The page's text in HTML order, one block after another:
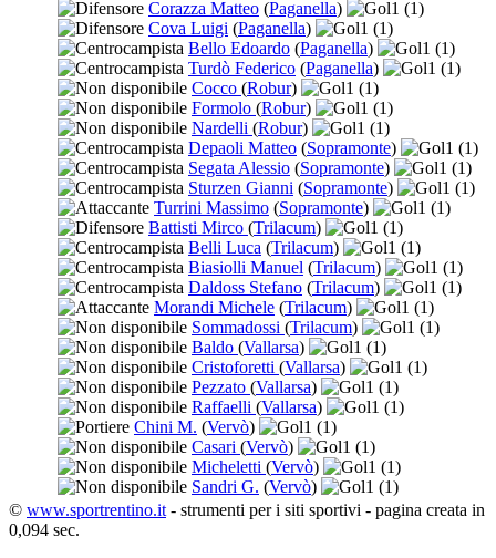
Corazza Matteo (Paganella) 1 (1)
Cova Luigi (Paganella) 1 (1)
Bello Edoardo (Paganella) 1 (1)
Turdò Federico (Paganella) 1 (1)
Cocco (Robur) 1 (1)
Formolo (Robur) 1 (1)
Nardelli (Robur) 1 (1)
Depaoli Matteo (Sopramonte) 1 (1)
Segata Alessio (Sopramonte) 1 (1)
Sturzen Gianni (Sopramonte) 1 (1)
Turrini Massimo (Sopramonte) 1 (1)
Battisti Mirco (Trilacum) 1 (1)
Belli Luca (Trilacum) 1 (1)
Biasiolli Manuel (Trilacum) 1 (1)
Daldoss Stefano (Trilacum) 1 (1)
Morandi Michele (Trilacum) 1 (1)
Sommadossi (Trilacum) 1 (1)
Baldo (Vallarsa) 1 (1)
Cristoforetti (Vallarsa) 1 (1)
Pezzato (Vallarsa) 1 (1)
Raffaelli (Vallarsa) 1 (1)
Chini M. (Vervò) 1 (1)
Casari (Vervò) 1 (1)
Micheletti (Vervò) 1 (1)
Sandri G. (Vervò) 1 (1)
© www.sportrentino.it - strumenti per i siti sportivi - pagina creata in
0,094 sec.